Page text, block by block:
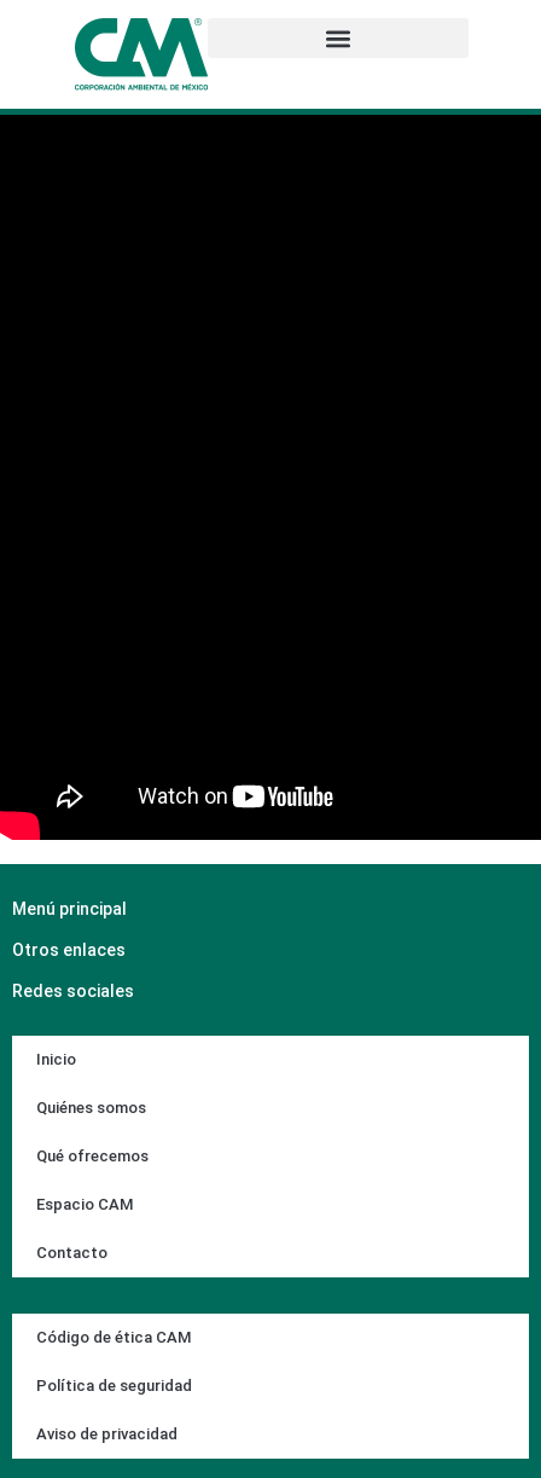
Menú principal
Otros enlaces
Redes sociales
Inicio
Quiénes somos
Qué ofrecemos
Espacio CAM
Contacto
Código de ética CAM
Política de seguridad
Aviso de privacidad